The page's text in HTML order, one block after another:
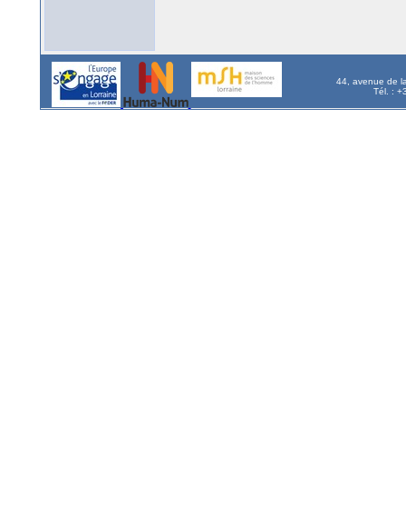
44, avenue de
Tél. :